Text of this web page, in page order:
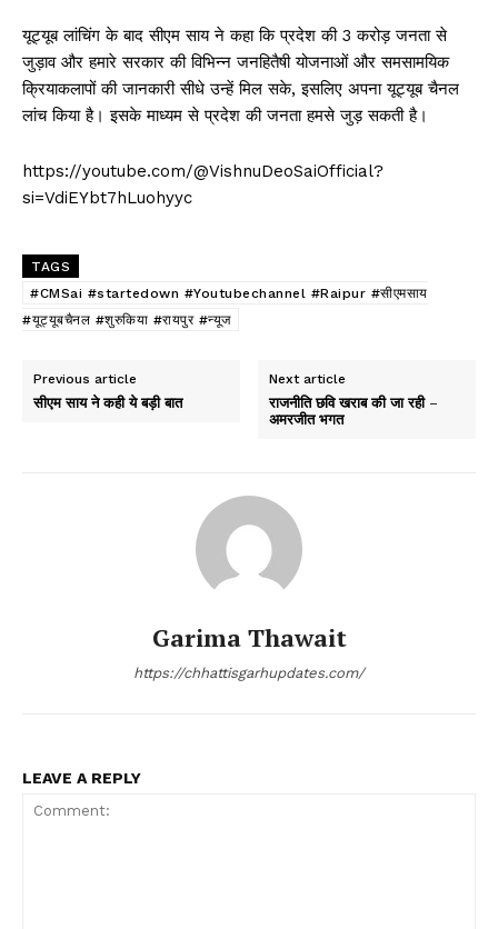
यूट्यूब लांचिंग के बाद सीएम साय ने कहा कि प्रदेश की 3 करोड़ जनता से
जुड़ाव और हमारे सरकार की विभिन्न जनहितैषी योजनाओं और समसामयिक
क्रियाकलापों की जानकारी सीधे उन्हें मिल सके, इसलिए अपना यूट्यूब चैनल
लांच किया है। इसके माध्यम से प्रदेश की जनता हमसे जुड़ सकती है।
https://youtube.com/@VishnuDeoSaiOfficial?
si=VdiEYbt7hLuohyyc
TAGS
#CMSai #startedown #Youtubechannel #Raipur #सीएमसाय
#यूट्यूबचैनल #शुरुकिया #रायपुर #न्यूज
Previous article
सीएम साय ने कही ये बड़ी बात
Next article
राजनीति छवि खराब की जा रही –
अमरजीत भगत
Garima Thawait
https://chhattisgarhupdates.com/
LEAVE A REPLY